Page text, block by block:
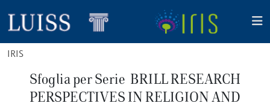
IRIS
Sfoglia per Serie BRILL RESEARCH
PERSPECTIVES IN RELIGION AND